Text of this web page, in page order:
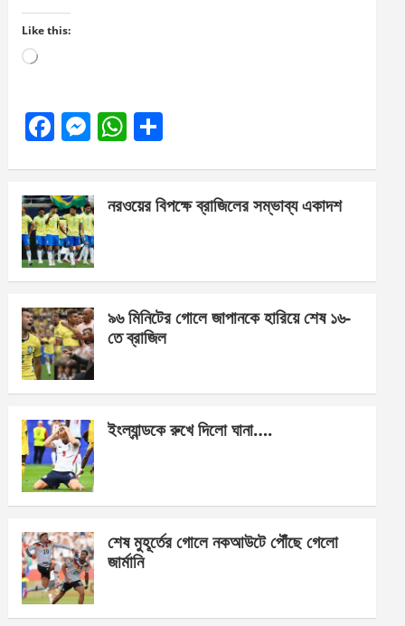
Like this:
Loading…
F
b
o
o
k
M
n
g
er
W
s
e
নরওয়ের বিপক্ষে ব্রাজিলের সম্ভাব্য একাদশ
৯৬ মিনিটের গোলে জাপানকে হারিয়ে শেষ ১৬-
তে ব্রাজিল
ইংল্যান্ডকে রুখে দিলো ঘানা….
শেষ মুহূর্তের গোলে নকআউটে পৌঁছে গেলো
জার্মানি